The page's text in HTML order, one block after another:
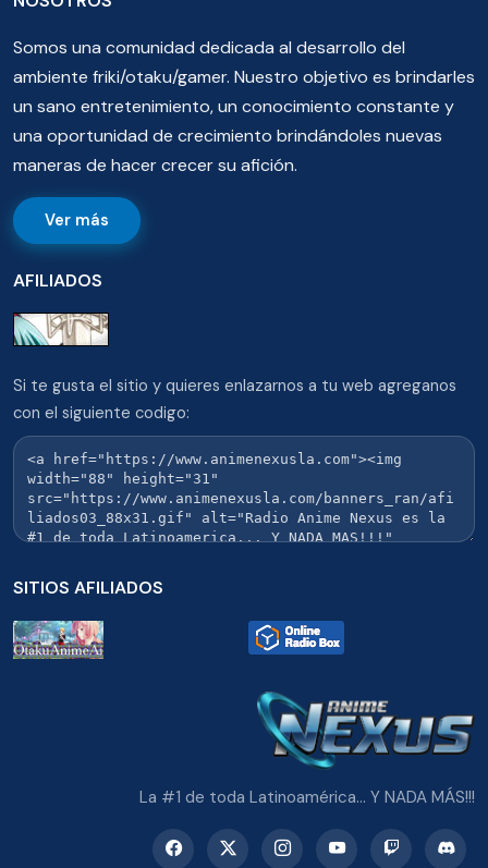
Somos una comunidad dedicada al desarrollo del
ambiente friki/otaku/gamer. Nuestro objetivo es brindarles
un sano entretenimiento, un conocimiento constante y
una oportunidad de crecimiento brindándoles nuevas
maneras de hacer crecer su afición.
Ver más
AFILIADOS
Si te gusta el sitio y quieres enlazarnos a tu web agreganos
con el siguiente codigo:
SITIOS AFILIADOS
La #1 de toda Latinoamérica... Y NADA MÁS!!!